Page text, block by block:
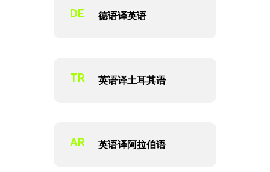
DE 德语译英语
TR 英语译土耳其语
AR 英语译阿拉伯语